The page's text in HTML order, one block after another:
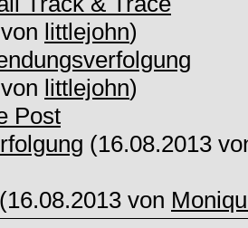
littlejohn)
littlejohn)
Post
(16.08.2013
(16.08.2013 von